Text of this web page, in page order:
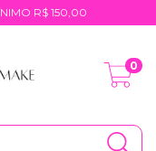
R$ 150,00
0